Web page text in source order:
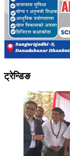
ट्रेन्डिङ